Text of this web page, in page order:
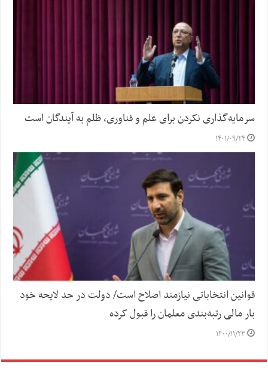
سرمایه‌گذاری نکردن برای علم و فناوری، ظلم به آیندگان است
۱۴۰۱/۰۹/۲۴
قوانین انتخاباتی نیازمند اصلاح است/ دولت در حد لایحه خود
بار مالی رتبه‌بندی معلمان را قبول کرده
۱۴۰۰/۱۱/۲۳